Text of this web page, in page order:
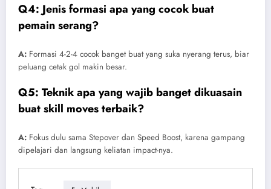
Q4: Jenis formasi apa yang cocok buat
pemain serang?
A: Formasi 4-2-4 cocok banget buat yang suka nyerang terus, biar
peluang cetak gol makin besar.
Q5: Teknik apa yang wajib banget dikuasain
buat skill moves terbaik?
A: Fokus dulu sama Stepover dan Speed Boost, karena gampang
dipelajari dan langsung keliatan impact-nya.